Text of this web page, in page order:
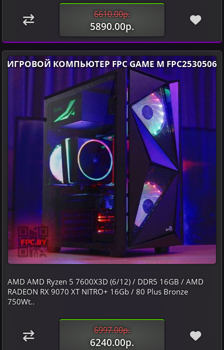
6610.00р.
5890.00р.
ИГРОВОЙ КОМПЬЮТЕР FPC GAME M FPC2530506
AMD AMD Ryzen 5 7600X3D (6/12) / DDR5 16GB / AMD
RADEON RX 9070 XT NITRO+ 16Gb / 80 Plus Bronze
750Wt..
6997.00р.
6240.00р.